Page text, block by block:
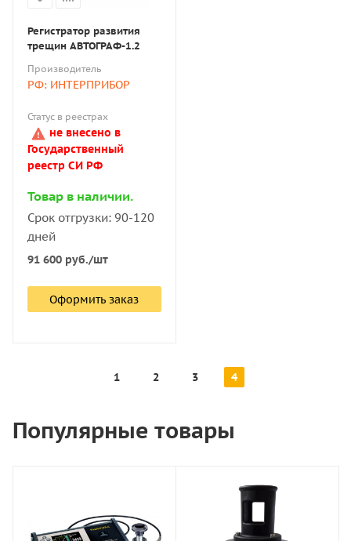
Регистратор развития
трещин АВТОГРАФ-1.2
Производитель
РФ: ИНТЕРПРИБОР
Статус в реестрах
не внесено в
Государственный
реестр СИ РФ
Товар в наличии.
Срок отгрузки: 90-120
дней
91 600 руб./шт
Оформить заказ
1 2 3 4
Популярные товары